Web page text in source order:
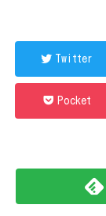
Twitter
Pocket